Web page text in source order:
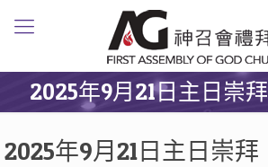
2025年9月21日主日崇拜
2025年9月21日主日崇拜